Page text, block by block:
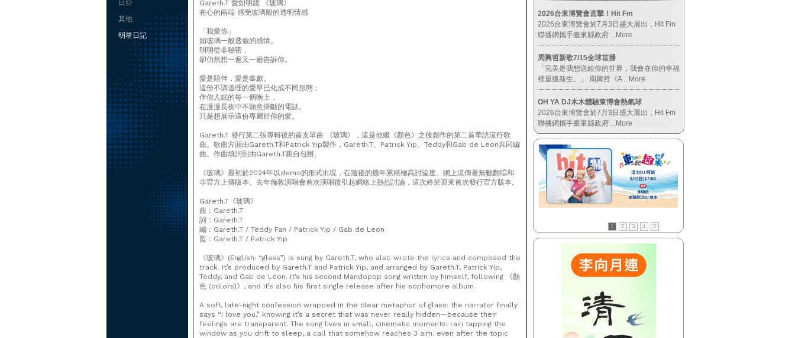
日亞
其他
明星日記
Gareth.T 愛如明鏡 《玻璃》
在心的兩端 感受玻璃般的透明情感
「我愛你」
如玻璃一般透徹的感情。
明明從非秘密，
卻仍然想一遍又一遍告訴你。
愛是陪伴，愛是奉獻。
這份不講道理的愛早已化成不同形態；
伴你入眠的每一個晚上，
在漫漫長夜中不願意掛斷的電話。
只是想展示這份專屬於你的愛。
Gareth.T 發行第二張專輯後的首支單曲 《玻璃》，這是他繼《顏色》之後創作的第二首華語流行歌
曲。歌曲方面由Gareth.T和Patrick Yip製作，Gareth.T、Patrick Yip、Teddy和Gab de Leon共同編
曲。作曲填詞則由Gareth.T親自包辦。
《玻璃》最初於2024年以demo的形式出現，在隨後的幾年累積極高討論度。網上流傳著無數翻唱和
非官方上傳版本。去年倫敦演唱會首次演唱後引起網絡上熱烈討論，這次終於迎來首次發行官方版本。
Gareth.T《玻璃》
曲：Gareth.T
詞：Gareth.T
編：Gareth.T / Teddy Fan / Patrick Yip / Gab de Leon
監：Gareth.T / Patrick Yip
《玻璃》(English: “glass”) is sung by Gareth.T, who also wrote the lyrics and composed the
track. It’s produced by Gareth.T and Patrick Yip, and arranged by Gareth.T, Patrick Yip,
Teddy, and Gab de Leon. It’s his second Mandopop song written by himself, following 《顏
色 (colors)》, and it’s also his first single release after his sophomore album.
A soft, late-night confession wrapped in the clear metaphor of glass: the narrator finally
says “I love you,” knowing it’s a secret that was never really hidden—because their
feelings are transparent. The song lives in small, cinematic moments: rain tapping the
window as you drift to sleep, a call that somehow reaches 3 a.m. even after the topic
HAPPY DJ-Tracy
【Next】
(南部)點播特區-小米
【HitFm正在進行】
(宜蘭)
只想聽音樂
【Next】
(宜蘭)週末賴一下
【HitFm正在進行】
(花東)
只想聽音樂
【HitFm正在進行】
(北部)
只想聽音樂
(北部)賴床DJ-Phoenix
2026台東博覽會直擊！Hit Fm
2026台東博覽會於7月3日盛大展出，Hit Fm
聯播網攜手臺東縣政府 ...More
周興哲新歌7/15全球首播
「完美是我想送給你的世界，我會在你的幸福
裡重獲新生。」 周興哲《A ...More
OH YA DJ木木體驗東博會熱氣球
2026台東博覽會於7月3日盛大展出，Hit Fm
聯播網攜手臺東縣政府 ...More
1 2 3 4 5